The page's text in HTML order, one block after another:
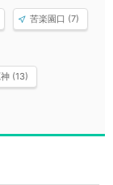
苦楽園口 (7)
(13)